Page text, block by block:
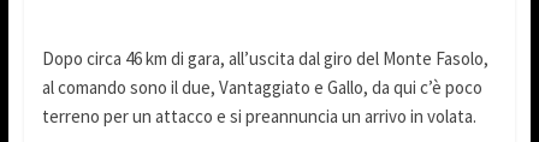
Dopo circa 46 km di gara, all’uscita dal giro del Monte Fasolo,
al comando sono il due, Vantaggiato e Gallo, da qui c’è poco
terreno per un attacco e si preannuncia un arrivo in volata.